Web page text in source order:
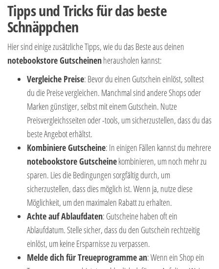
Tipps und Tricks für das beste
Schnäppchen
Hier sind einige zusätzliche Tipps, wie du das Beste aus deinen
notebookstore Gutscheinenherausholen kannst:
Vergleiche Preise: Bevor du einen Gutschein einlöst, solltest
du die Preise vergleichen. Manchmal sind andere Shops oder
Marken günstiger, selbst mit einem Gutschein. Nutze
Preisvergleichsseiten oder -tools, um sicherzustellen, dass du das
beste Angebot erhältst.
Kombiniere Gutscheine: In einigen Fällen kannst du mehrere
notebookstore Gutscheinekombinieren, um noch mehr zu
sparen. Lies die Bedingungen sorgfältig durch, um
sicherzustellen, dass dies möglich ist. Wenn ja, nutze diese
Möglichkeit, um den maximalen Rabatt zu erhalten.
Achte auf Ablaufdaten: Gutscheine haben oft ein
Ablaufdatum. Stelle sicher, dass du den Gutschein rechtzeitig
einlöst, um keine Ersparnisse zu verpassen.
Melde dich für Treueprogramme an: Wenn ein Shop ein